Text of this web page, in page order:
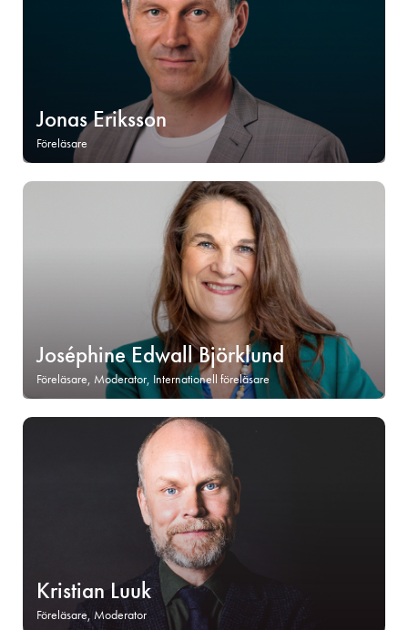
Jonas Eriksson
Föreläsare
Joséphine Edwall Björklund
Föreläsare, Moderator, Internationell föreläsare
Kristian Luuk
Föreläsare, Moderator